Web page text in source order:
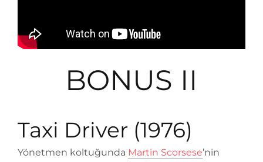
BONUS II
Taxi Driver (1976)
Yönetmen koltuğunda Martin Scorsese’nin